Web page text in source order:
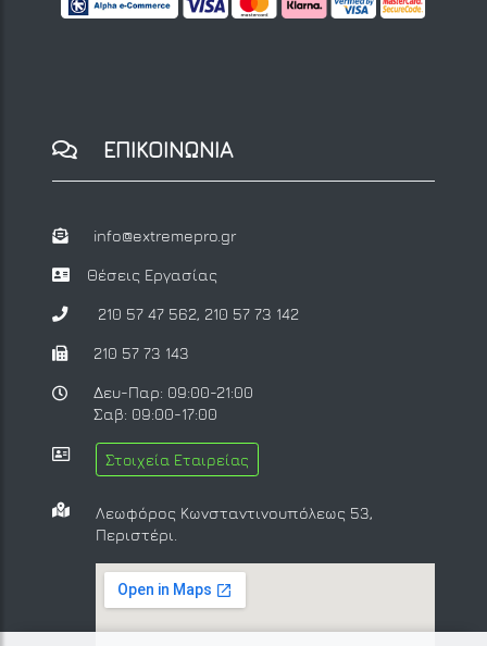
ΕΠΙΚΟΙΝΩΝΙΑ
info@extremepro.gr
Θέσεις Εργασίας
210 57 47 562, 210 57 73 142
210 57 73 143
Δευ-Παρ: 09:00-21:00
Σαβ: 09:00-17:00
Στοιχεία Εταιρείας
Λεωφόρος Κωνσταντινουπόλεως 53,
Περιστέρι.